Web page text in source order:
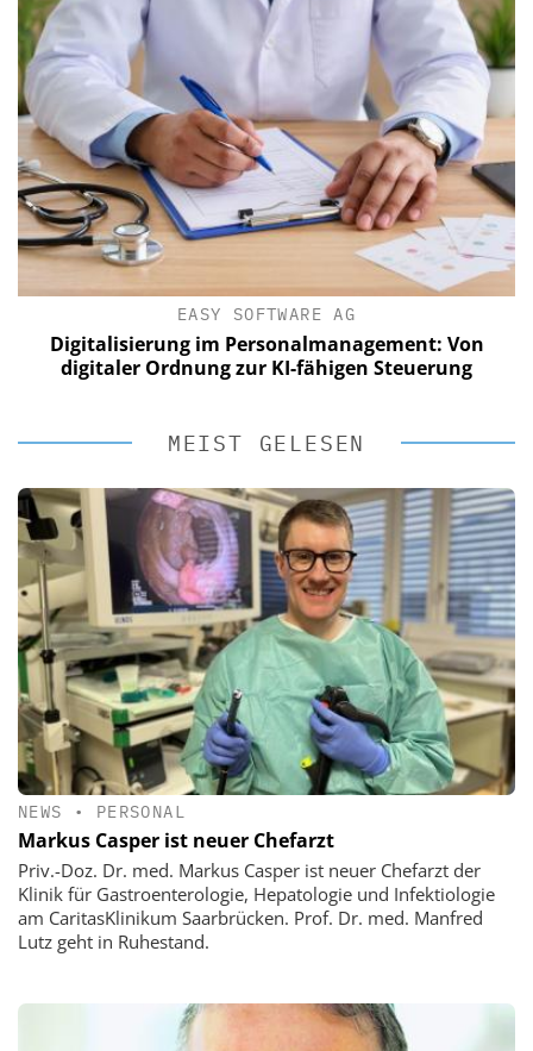
EASY SOFTWARE AG
Digitalisierung im Personalmanagement: Von
digitaler Ordnung zur KI-fähigen Steuerung
MEIST GELESEN
NEWS • PERSONAL
Markus Casper ist neuer Chefarzt
Priv.-Doz. Dr. med. Markus Casper ist neuer Chefarzt der
Klinik für Gastroenterologie, Hepatologie und Infektiologie
am CaritasKlinikum Saarbrücken. Prof. Dr. med. Manfred
Lutz geht in Ruhestand.